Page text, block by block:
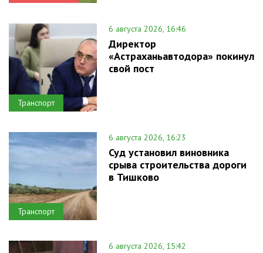
Транспорт
6 августа 2026, 16:46
Директор
«Астраханьавтодора» покинул
свой пост
Транспорт
6 августа 2026, 16:23
Суд установил виновника
срыва строительства дороги
в Тишково
6 августа 2026, 15:42